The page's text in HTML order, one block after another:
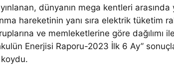
dünyanın mega kentleri arasında
hareketinin yanı sıra elektrik tüketim
ve memleketlerine göre dağılımı
Enerjisi Raporu-2023 İlk 6 Ay”